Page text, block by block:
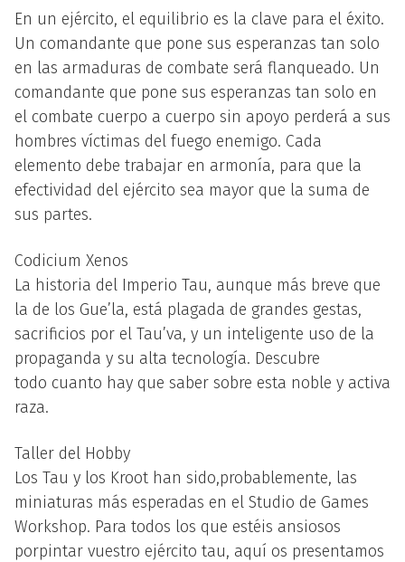
En un ejército, el equilibrio es la clave para el éxito.
Un comandante que pone sus esperanzas tan solo
en las armaduras de combate será flanqueado. Un
comandante que pone sus esperanzas tan solo en
el combate cuerpo a cuerpo sin apoyo perderá a sus
hombres víctimas del fuego enemigo. Cada
elemento debe trabajar en armonía, para que la
efectividad del ejército sea mayor que la suma de
sus partes.
Codicium Xenos
La historia del Imperio Tau, aunque más breve que
la de los Gue’la, está plagada de grandes gestas,
sacrificios por el Tau’va, y un inteligente uso de la
propaganda y su alta tecnología. Descubre
todo cuanto hay que saber sobre esta noble y activa
raza.
Taller del Hobby
Los Tau y los Kroot han sido,probablemente, las
miniaturas más esperadas en el Studio de Games
Workshop. Para todos los que estéis ansiosos
porpintar vuestro ejército tau, aquí os presentamos